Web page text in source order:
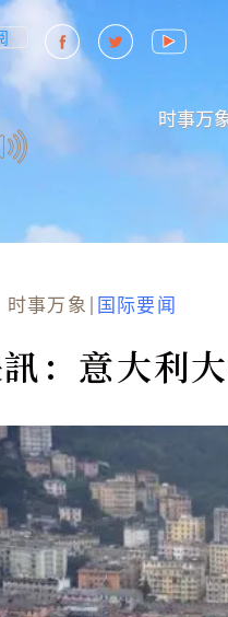
时事万
时事万象 国际要闻
：意大利